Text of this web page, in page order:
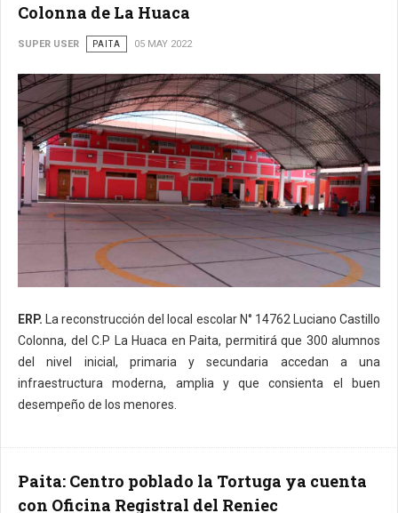
Colonna de La Huaca
SUPER USER PAITA 05 MAY 2022
ERP. La reconstrucción del local escolar N° 14762 Luciano Castillo
Colonna, del C.P La Huaca en Paita, permitirá que 300 alumnos
del nivel inicial, primaria y secundaria accedan a una
infraestructura moderna, amplia y que consienta el buen
desempeño de los menores.
Paita: Centro poblado la Tortuga ya cuenta
con Oficina Registral del Reniec